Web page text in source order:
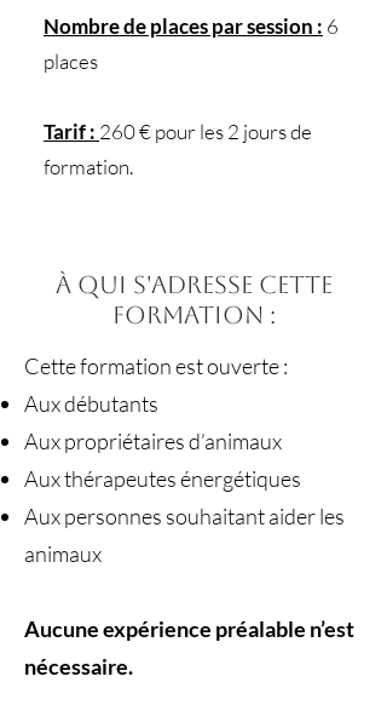
Nombre de places par session : 6
places
Tarif : 260 € pour les 2 jours de
formation.
À qui s'adresse cette
formation :
Cette formation est ouverte :
Aux débutants
Aux propriétaires d’animaux
Aux thérapeutes énergétiques
Aux personnes souhaitant aider les
animaux
Aucune expérience préalable n’est
nécessaire.